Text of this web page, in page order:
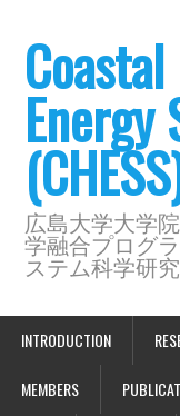
Energy
広島大学大学
学融合プログ
ステム科学研
INTRODUCTION
MEMBERS